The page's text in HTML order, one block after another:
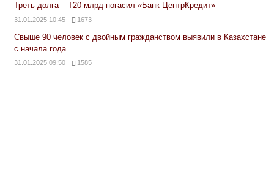
Треть долга – Т20 млрд погасил «Банк ЦентрКредит»
31.01.2025 10:45 1673
Свыше 90 человек с двойным гражданством выявили в Казахстане
с начала года
31.01.2025 09:50 1585